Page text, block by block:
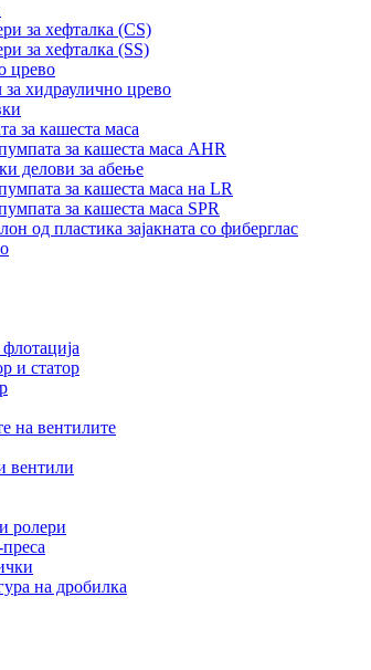
за хефталка (CS)
за хефталка (SS)
црево
хидраулично црево
за кашеста маса
за кашеста маса AHR
делови за абење
за кашеста маса на LR
за кашеста маса SPR
од пластика зајакната со фиберглас
и статор
на вентилите
вентили
ролери
на дробилка